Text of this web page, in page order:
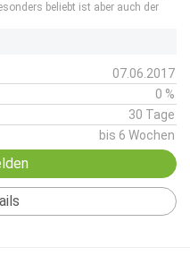
beliebt ist aber auch der
07.06.2017
0 %
30 Tage
bis 6 Wochen